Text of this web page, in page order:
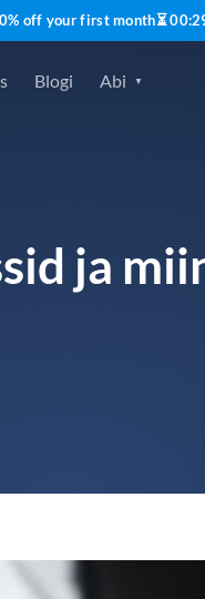
off your first month⏳00:
Blogi Abi
ja